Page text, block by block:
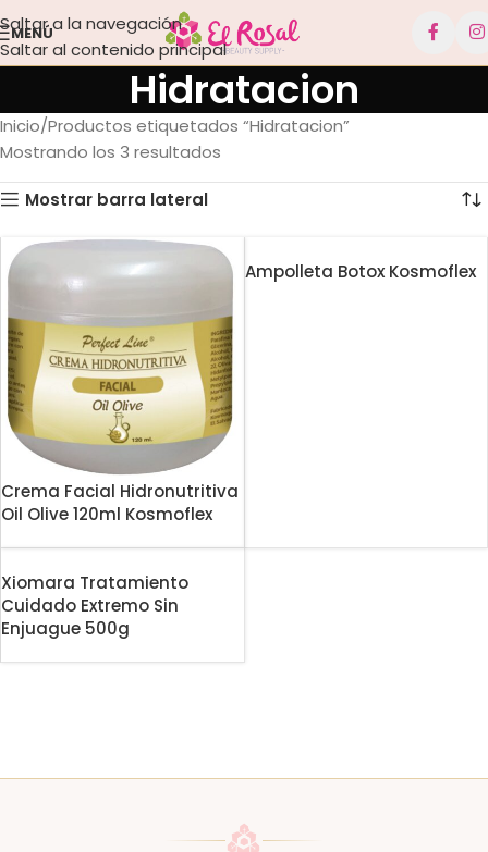
Saltar a la navegación
Saltar al contenido principal
MENÚ
Hidratacion
Inicio Productos etiquetados “Hidratacion”
Mostrando los 3 resultados
Mostrar barra lateral
Crema Facial Hidronutritiva
Oil Olive 120ml Kosmoflex
Ampolleta Botox Kosmoflex
Xiomara Tratamiento
Cuidado Extremo Sin
Enjuague 500g